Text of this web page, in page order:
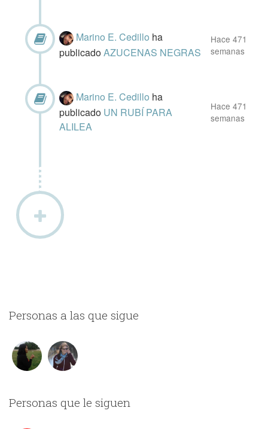
Marino E. Cedillo ha
publicadoAZUCENAS NEGRAS
Hace 471
semanas
Marino E. Cedillo ha
publicado UN RUBÍ PARA
ALILEA
Hace 471
semanas
Personas a las que sigue
Personas que le siguen